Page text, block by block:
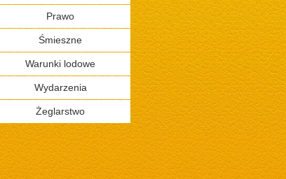
Prawo
Śmieszne
Warunki lodowe
Wydarzenia
Żeglarstwo